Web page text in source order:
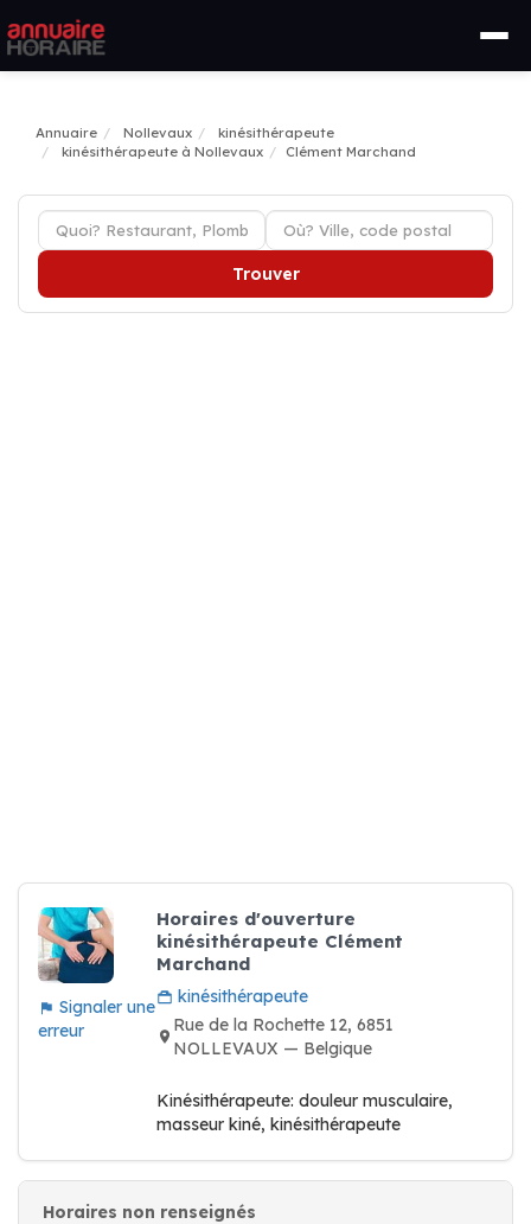
Annuaire Nollevaux
kinésithérapeute
kinésithérapeute à Nollevaux
Clément Marchand
Trouver
Signaler une
erreur
Horaires d'ouverture
kinésithérapeute Clément
Marchand
kinésithérapeute
Rue de la Rochette 12, 6851
NOLLEVAUX — Belgique
Kinésithérapeute: douleur musculaire,
masseur kiné, kinésithérapeute
Horaires non renseignés